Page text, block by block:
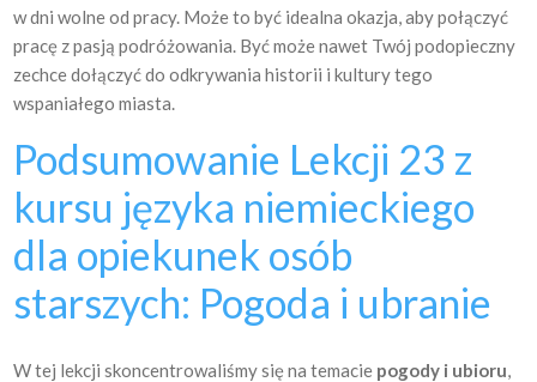
w dni wolne od pracy. Może to być idealna okazja, aby połączyć
pracę z pasją podróżowania. Być może nawet Twój podopieczny
zechce dołączyć do odkrywania historii i kultury tego
wspaniałego miasta.
Podsumowanie Lekcji 23 z
kursu języka niemieckiego
dla opiekunek osób
starszych: Pogoda i ubranie
W tej lekcji skoncentrowaliśmy się na temacie pogody i ubioru,